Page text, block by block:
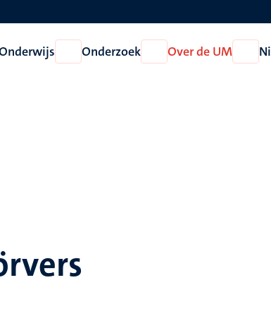
Open
Onderwijs
Onderzoek
Open
Onderzoek
Over de UM
Open
Over